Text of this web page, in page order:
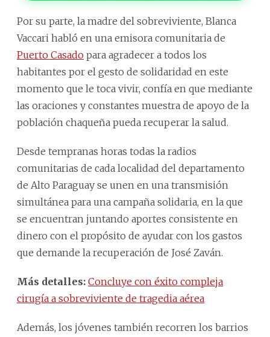
Por su parte, la madre del sobreviviente, Blanca
Vaccari habló en una emisora comunitaria de
Puerto Casado para agradecer a todos los
habitantes por el gesto de solidaridad en este
momento que le toca vivir, confía en que mediante
las oraciones y constantes muestra de apoyo de la
población chaqueña pueda recuperar la salud.
Desde tempranas horas todas la radios
comunitarias de cada localidad del departamento
de Alto Paraguay se unen en una transmisión
simultánea para una campaña solidaria, en la que
se encuentran juntando aportes consistente en
dinero con el propósito de ayudar con los gastos
que demande la recuperación de José Zaván.
Más detalles: Concluye con éxito compleja
cirugía a sobreviviente de tragedia aérea
Además, los jóvenes también recorren los barrios